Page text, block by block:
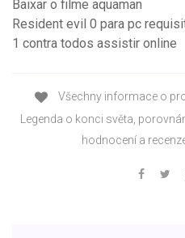
Baixar o filme aquaman
Resident evil 0 para pc
1 contra todos assistir online
Všechny informace o
Legenda o konci světa,
hodnocení a